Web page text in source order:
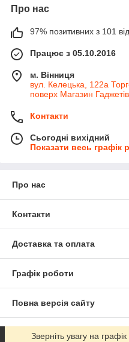
Про нас
97% позитивних з 101
Працює з 05.10.2016
м. Вінниця
вул. Келецька, 122а
поверх Магазин
Контакти
Сьогодні вихідний
Показати весь графік
Про нас
Контакти
Доставка та оплата
Графік роботи
Повна версія сайту
Сайт створено на
Зверніть увагу на